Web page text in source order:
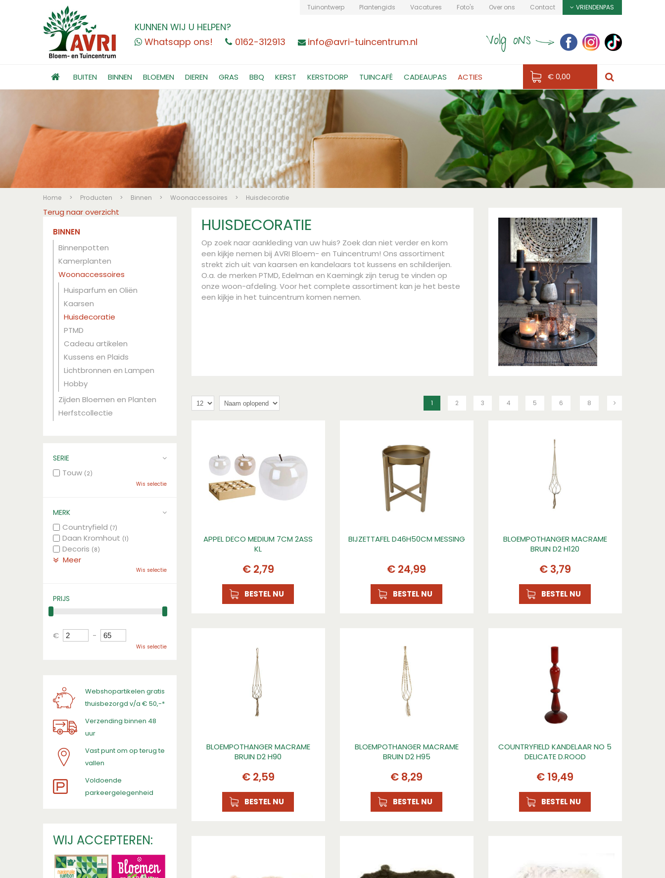
Home > Producten > Binnen > Woonaccessoires > Huisdecoratie
KUNNEN WIJ U HELPEN?
Whatsapp ons!
0162-312913 info@avri-tuincentrum.nl
Tuinontwerp Plantengids Vacatures Foto's Over ons Contact VRIENDENPAS
BUITEN BINNEN BLOEMEN DIEREN GRAS BBQ KERST KERSTDORP TUINCAFÉ CADEAUPAS ACTIES € 0,00
HUISDECORATIE
Op zoek naar aankleding van uw huis? Zoek dan niet verder en kom
een kijkje nemen bij AVRI Bloem- en Tuincentrum! Ons assortiment
strekt zich uit van kaarsen en kandelaars tot kussens en schilderijen.
O.a. de merken PTMD, Edelman en Kaemingk zijn terug te vinden op
onze woon-afdeling. Voor het complete assortiment kan je het beste
een kijkje in het tuincentrum komen nemen.
1 2 3 4 5 6 8
APPEL DECO MEDIUM 7CM 2ASS
KL
€ 2,79
BESTEL NU
BIJZETTAFEL D46H50CM MESSING
€ 24,99
BESTEL NU
BLOEMPOTHANGER MACRAME
BRUIN D2 H120
€ 3,79
BESTEL NU
BLOEMPOTHANGER MACRAME
BRUIN D2 H90
€ 2,59
BESTEL NU
BLOEMPOTHANGER MACRAME
BRUIN D2 H95
€ 8,29
BESTEL NU
COUNTRYFIELD KANDELAAR NO 5
DELICATE D.ROOD
€ 19,49
BESTEL NU
Terug naar overzicht
BINNEN
Binnenpotten
Kamerplanten
Woonaccessoires
Huisparfum en Oliën
Kaarsen
Huisdecoratie
PTMD
Cadeau artikelen
Kussens en Plaids
Lichtbronnen en Lampen
Hobby
Zijden Bloemen en Planten
Herfstcollectie
SERIE
Touw (2)
Wis selectie
MERK
Countryfield (7)
Daan Kromhout (1)
Decoris (8)
Meer
Wis selectie
PRIJS
€ -
Wis selectie
Webshopartikelen gratis
thuisbezorgd v/a € 50,-*
Verzending binnen 48
uur
Vast punt om op terug te
vallen
​Voldoende
parkeergelegenheid
WIJ ACCEPTEREN: